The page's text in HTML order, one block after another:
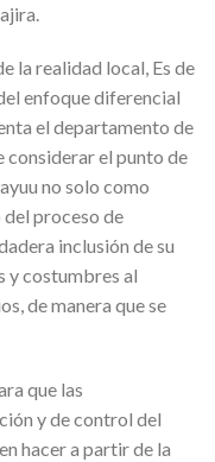
la realidad local, Es de
enfoque diferencial
el departamento de
considerar el punto de
no solo como
proceso de
inclusión de su
y costumbres al
de manera que se
que las
y de control del
hacer a partir de la